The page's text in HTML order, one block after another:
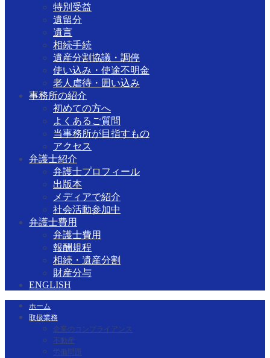
特別受益
遺留分
遺言
相続手続
遺産分割協議・調停
使い込み・使途不明金
老人虐待・囲い込み
事務所の紹介
初めての方へ
よくあるご質問
当事務所が目指すもの
アクセス
弁護士紹介
弁護士プロフィール
出版本
メディアで紹介
社会活動参加中
弁護士費用
弁護士費用
報酬規程
相続・遺産分割
財産分与
ENGLISH
ホーム
取扱業務
企業のコンプライアンス
不動産
労働問題